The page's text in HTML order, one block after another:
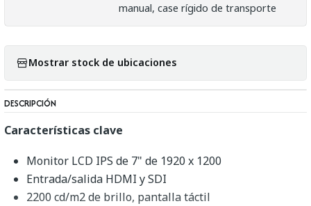
manual, case rígido de transporte
Mostrar stock de ubicaciones
DESCRIPCIÓN
Características clave
Monitor LCD IPS de 7" de 1920 x 1200
Entrada/salida HDMI y SDI
2200 cd/m2 de brillo, pantalla táctil